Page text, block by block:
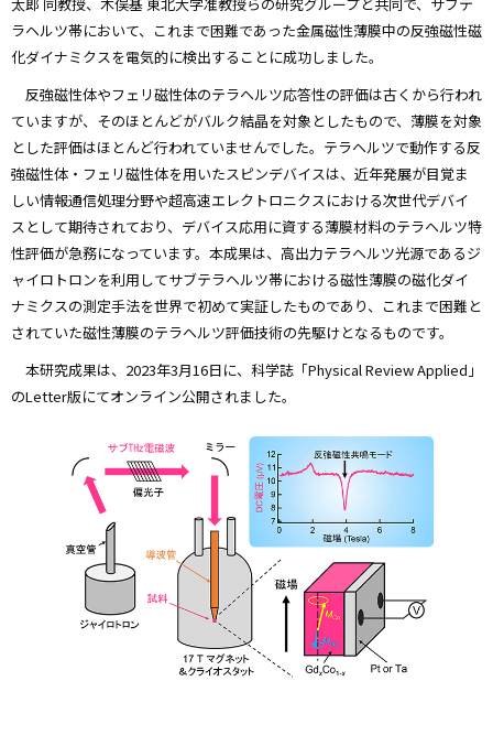
ラヘルツ帯において、これまで困難であった金属磁性薄膜中の反強磁性磁
化ダイナミクスを電気的に検出することに成功しました。
反強磁性体やフェリ磁性体のテラヘルツ応答性の評価は古くから行われ
ていますが、そのほとんどがバルク結晶を対象としたもので、薄膜を対象
とした評価はほとんど行われていませんでした。テラヘルツで動作する反
強磁性体・フェリ磁性体を用いたスピンデバイスは、近年発展が目覚ま
しい情報通信処理分野や超高速エレクトロニクスにおける次世代デバイ
スとして期待されており、デバイス応用に資する薄膜材料のテラヘルツ特
性評価が急務になっています。本成果は、高出力テラヘルツ光源であるジ
ャイロトロンを利用してサブテラヘルツ帯における磁性薄膜の磁化ダイ
ナミクスの測定手法を世界で初めて実証したものであり、これまで困難と
されていた磁性薄膜のテラヘルツ評価技術の先駆けとなるものです。
本研究成果は、2023年3月16日に、科学誌「Physical Review Applied」
のLetter版にてオンライン公開されました。